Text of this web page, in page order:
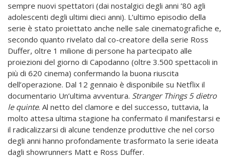
sempre nuovi spettatori (dai nostalgici degli anni ’80 agli
adolescenti degli ultimi dieci anni). L’ultimo episodio della
serie è stato proiettato anche nelle sale cinematografiche e,
secondo quanto rivelato dal co-creatore della serie Ross
Duffer, oltre 1 milione di persone ha partecipato alle
proiezioni del giorno di Capodanno (oltre 3.500 spettacoli in
più di 620 cinema) confermando la buona riuscita
dell’operazione. Dal 12 gennaio è disponibile su Netflix il
documentario Un’ultima avventura. Stranger Things 5 dietro
le quinte. Al netto del clamore e del successo, tuttavia, la
molto attesa ultima stagione ha confermato il manifestarsi e
il radicalizzarsi di alcune tendenze produttive che nel corso
degli anni hanno profondamente trasformato la serie ideata
dagli showrunners Matt e Ross Duffer.